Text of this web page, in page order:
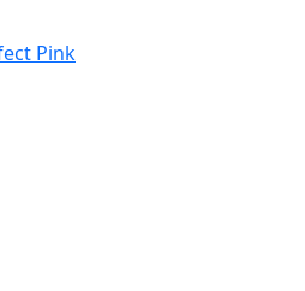
Pink